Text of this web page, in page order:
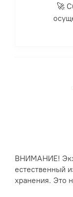
🚀
ВНИМАНИЕ!
естественный
хранения. Это